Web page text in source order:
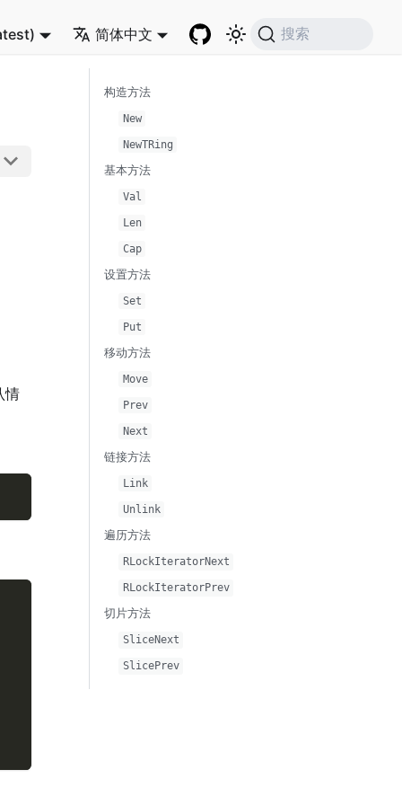
简体中文 搜索
情
构造方法
New
NewTRing
基本方法
Val
Len
Cap
设置方法
Set
Put
移动方法
Move
Prev
Next
链接方法
Link
Unlink
遍历方法
RLockIteratorNext
RLockIteratorPrev
切片方法
SliceNext
SlicePrev